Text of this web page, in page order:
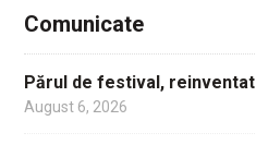
Comunicate
Părul de festival, reinventat
August 6, 2026